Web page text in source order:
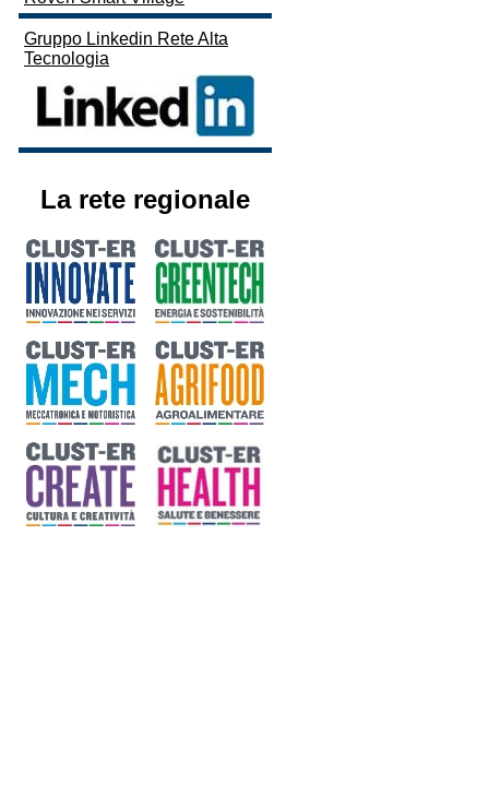
Gruppo Linkedin Rete Alta
Tecnologia
La rete regionale